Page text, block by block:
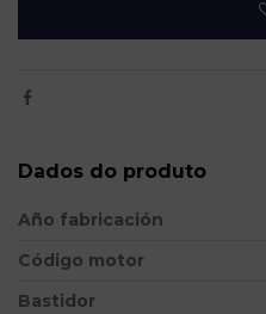
Dados do produto
Año fabricación
Código motor
Bastidor